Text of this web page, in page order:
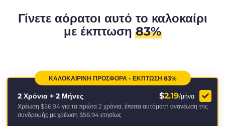
Γίνετε αόρατοι αυτό το καλοκαίρι
με έκπτωση83%
ΚΑΛΟΚΑΙΡΙΝΉ ΠΡΟΣΦΟΡΆ - ΈΚΠΤΩΣΗ 83%
2 Χρόνια + 2 Μήνες $2.19/μήνα
Χρέωση $56.94 για τα πρώτα 2 χρόνια, έπειτα αυτόματη ανανέωση της
συνδρομής με χρέωση $56.94 ετησίως